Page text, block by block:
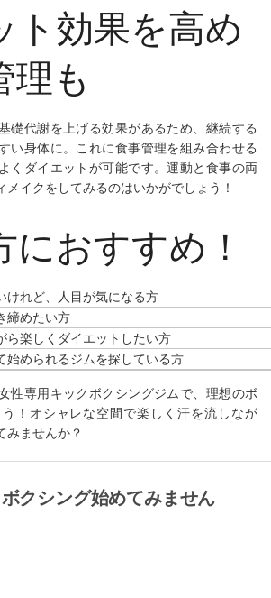
ト効果を高め
理も
礎代謝を上げる効果があるため、継続する
い身体に。これに食事管理を組み合わせる
くダイエットが可能です。運動と食事の両
メイクをしてみるのはいかがでしょう！
におすすめ！
けれど、人目が気になる方
締めたい方
ら楽しくダイエットしたい方
始められるジムを探している方
性専用キックボクシングジムで、理想のボ
！オシャレな空間で楽しく汗を流しなが
みませんか？
クシング始めてみません